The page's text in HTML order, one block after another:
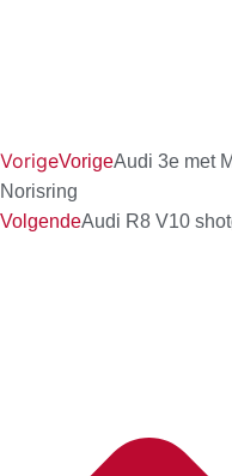
VorigeVorigeAudi 3e met
Norisring
VolgendeAudi R8 V10